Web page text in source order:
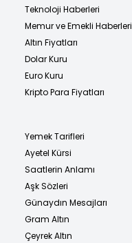
Teknoloji Haberleri
Memur ve Emekli Haberleri
Altın Fiyatları
Dolar Kuru
Euro Kuru
Kripto Para Fiyatları
Yemek Tarifleri
Ayetel Kürsi
Saatlerin Anlamı
Aşk Sözleri
Günaydın Mesajları
Gram Altın
Çeyrek Altın